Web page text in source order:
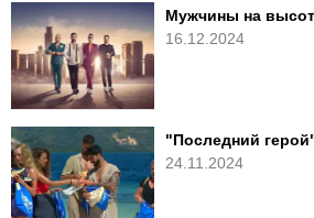
Мужчины на
16.12.2024
"Последний
24.11.2024